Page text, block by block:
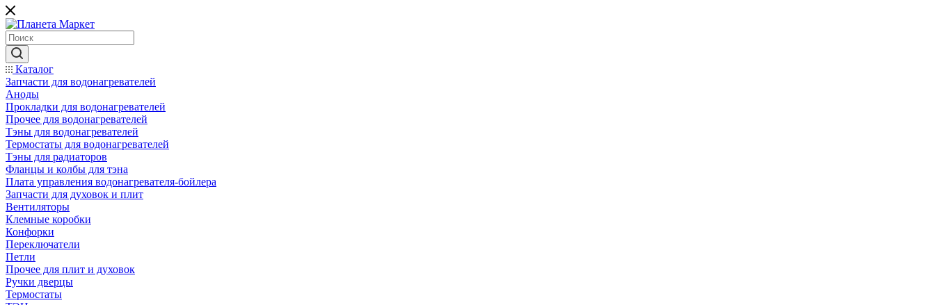
Каталог
Запчасти для водонагревателей
Аноды
Прокладки для водонагревателей
Прочее для водонагревателей
Тэны для водонагревателей
Термостаты для водонагревателей
Тэны для радиаторов
Фланцы и колбы для тэна
Плата управления водонагревателя-бойлера
Запчасти для духовок и плит
Вентиляторы
Клемные коробки
Конфорки
Переключатели
Петли
Прочее для плит и духовок
Ручки дверцы
Термостаты